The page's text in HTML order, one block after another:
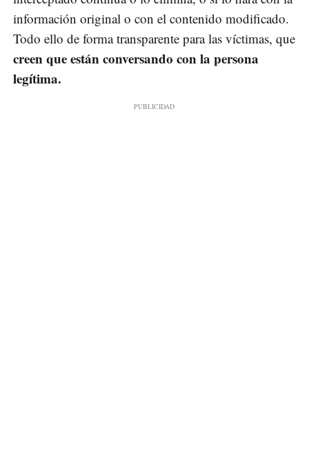
información original o con el contenido modificado.
Todo ello de forma transparente para las víctimas, que
creen que están conversando con la persona
legítima.